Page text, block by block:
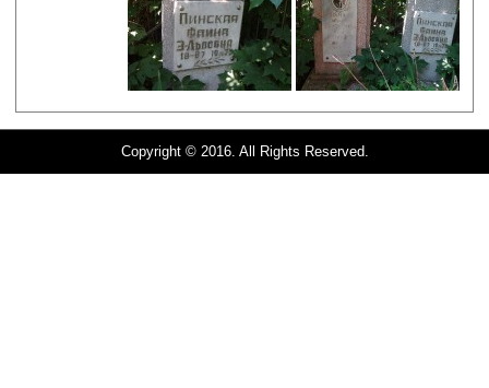
Copyright © 2016. All Rights Reserved.